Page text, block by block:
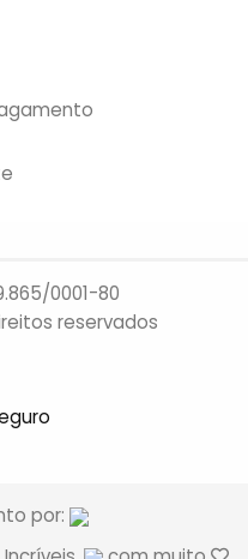
0001-80
reservados
por: